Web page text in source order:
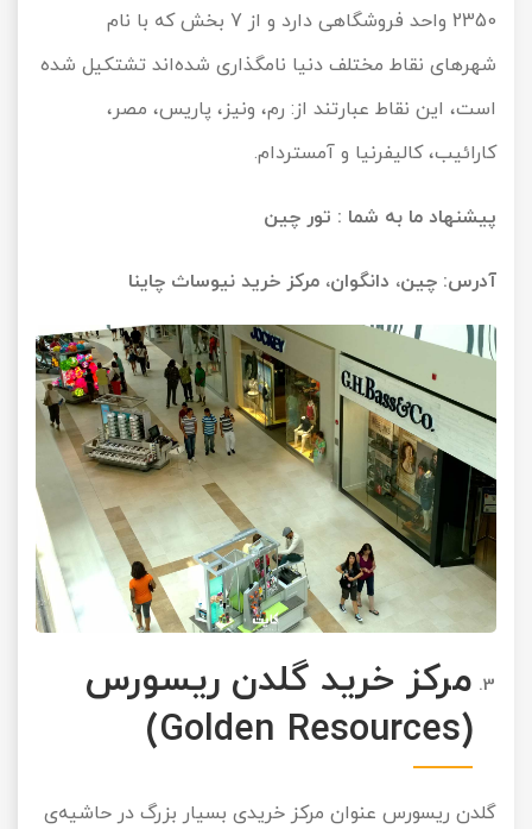
2350 واحد فروشگاهی دارد و از 7 بخش که با نام
شهرهای نقاط مختلف دنیا نامگذاری شده‌اند تشتکیل شده
است، این نقاط عبارتند از: رم، ونیز، پاریس، مصر،
کارائیب، کالیفرنیا و آمستردام.
پیشنهاد ما به شما : تور چین
آدرس: چین، دانگوان، مرکز خرید نیوساث چاینا
مرکز خرید گلدن ریسورس
(Golden Resources)
گلدن ریسورس عنوان مرکز خریدی بسیار بزرگ در حاشیه‌ی